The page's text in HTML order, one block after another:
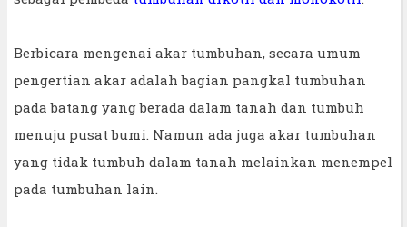
Berbicara mengenai akar tumbuhan, secara umum
pengertian akar adalah bagian pangkal tumbuhan
pada batang yang berada dalam tanah dan tumbuh
menuju pusat bumi. Namun ada juga akar tumbuhan
yang tidak tumbuh dalam tanah melainkan menempel
pada tumbuhan lain.